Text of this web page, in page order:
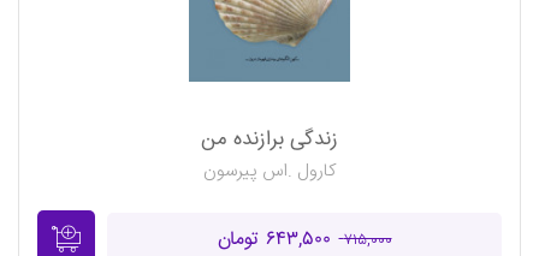
زندگی برازنده من
کارول .اس پیرسون
۷۱۵,۰۰۰ ۶۴۳,۵۰۰ تومان